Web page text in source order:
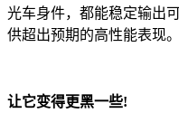
光车身件，都能稳定输出
供超出预期的高性能表现。
让它变得更黑一些!